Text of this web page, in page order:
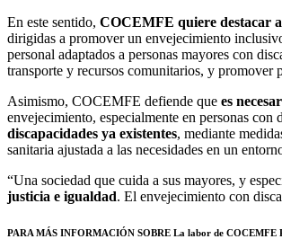
En este sentido, COCEMFE quiere destacar
dirigidas a promover un envejecimiento
personal adaptados a personas mayores con
transporte y recursos comunitarios, y promover
Asimismo, COCEMFE defiende que es
envejecimiento, especialmente en personas con
discapacidades ya existentes, mediante
sanitaria ajustada a las necesidades en un
“Una sociedad que cuida a sus mayores, y
justicia e igualdad. El envejecimiento con
PARA MÁS INFORMACIÓN SOBRE La labor de